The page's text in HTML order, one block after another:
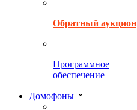
Обратный аукцион
Программное
обеспечение
Домофоны